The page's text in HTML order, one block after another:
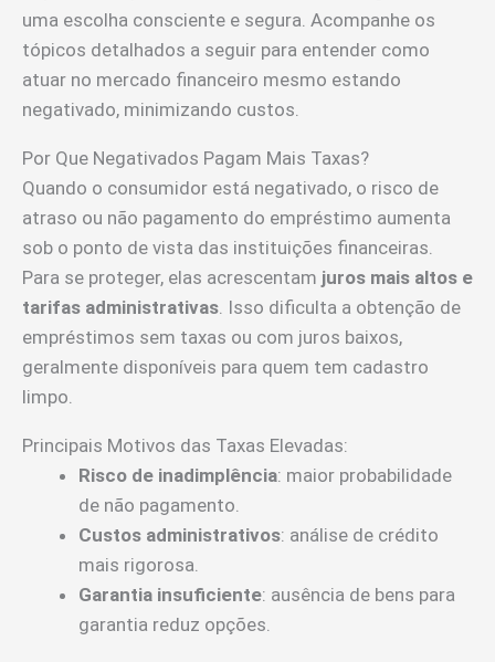
uma escolha consciente e segura. Acompanhe os
tópicos detalhados a seguir para entender como
atuar no mercado financeiro mesmo estando
negativado, minimizando custos.
Por Que Negativados Pagam Mais Taxas?
Quando o consumidor está negativado, o risco de
atraso ou não pagamento do empréstimo aumenta
sob o ponto de vista das instituições financeiras.
Para se proteger, elas acrescentam juros mais altos e
tarifas administrativas. Isso dificulta a obtenção de
empréstimos sem taxas ou com juros baixos,
geralmente disponíveis para quem tem cadastro
limpo.
Principais Motivos das Taxas Elevadas:
Risco de inadimplência: maior probabilidade
de não pagamento.
Custos administrativos: análise de crédito
mais rigorosa.
Garantia insuficiente: ausência de bens para
garantia reduz opções.